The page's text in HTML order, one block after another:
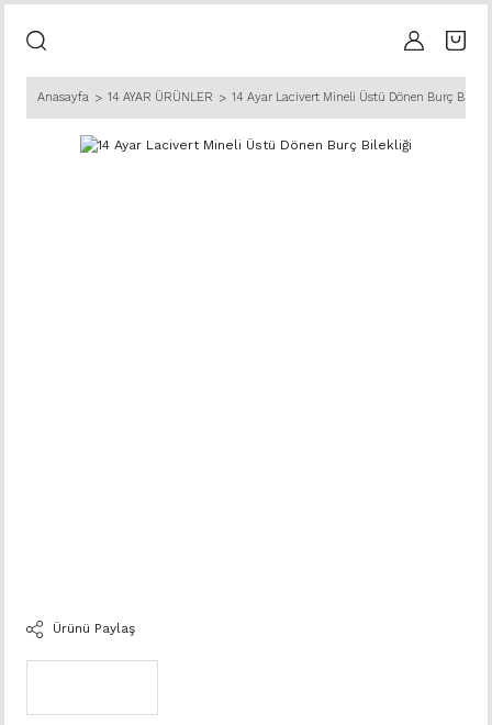
Anasayfa 14 AYAR ÜRÜNLER 14 Ayar Lacivert Mineli Üstü Dönen Burç
Ürünü Paylaş